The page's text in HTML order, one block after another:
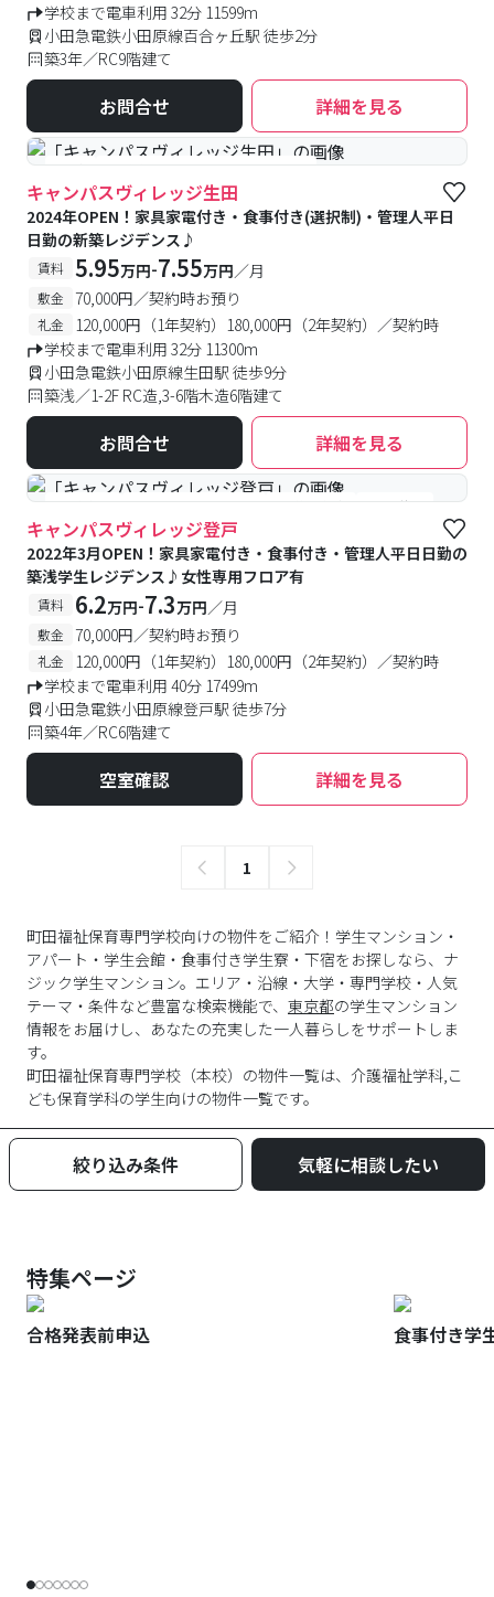
学校まで電車利用 32分 11599m
小田急電鉄小田原線百合ヶ丘駅 徒歩2分
築3年／RC9階建て
お問合せ 詳細を見る
#築浅 #食事付き #女性専用フロアあり
キャンパスヴィレッジ生田
2024年OPEN！家具家電付き・食事付き(選択制)・管理人平日
日勤の新築レジデンス♪
賃料 5.95万円-7.55万円／月
敷金 70,000円／契約時お預り
礼金
120,000円（1年契約）180,000円（2年契約）／契約時
学校まで電車利用 32分 11300m
小田急電鉄小田原線生田駅 徒歩9分
築浅／1-2F RC造,3-6階木造6階建て
お問合せ 詳細を見る
#食事付き #女性専用フロアあり #予約受付中 #空室待ち
キャンパスヴィレッジ登戸
2022年3月OPEN！家具家電付き・食事付き・管理人平日日勤の
築浅学生レジデンス♪女性専用フロア有
賃料 6.2万円-7.3万円／月
敷金 70,000円／契約時お預り
礼金
120,000円（1年契約）180,000円（2年契約）／契約時
学校まで電車利用 40分 17499m
小田急電鉄小田原線登戸駅 徒歩7分
築4年／RC6階建て
空室確認 詳細を見る
1
町田福祉保育専門学校向けの物件をご紹介！学生マンション・
アパート・学生会館・食事付き学生寮・下宿をお探しなら、ナ
ジック学生マンション。エリア・沿線・大学・専門学校・人気
テーマ・条件など豊富な検索機能で、 東京都の学生マンション
情報をお届けし、あなたの充実した一人暮らしをサポートしま
す。
町田福祉保育専門学校 （本校）の物件一覧は、 介護福祉学科,こ
ども保育学科の学生向けの物件一覧です。
絞り込み条件 気軽に相談したい
特集ページ
合格発表前申込 食事付き学